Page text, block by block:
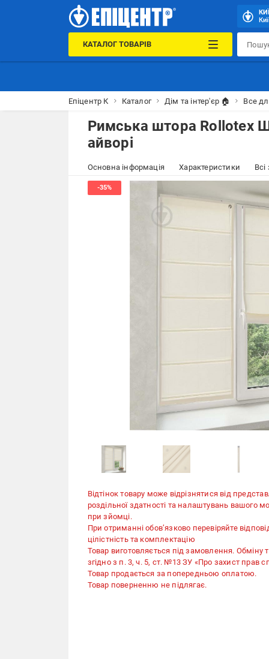
КАТАЛОГ ТОВАРІВ
Епіцентр К Каталог Дім та інтер'єр 🏠 Все
Римська штора Rollotex
айворі
Основна інформація Характеристики Всі
Відтінок товару може відрізнятися від
роздільної здатності та налаштувань вашого
при зйомці.
При отриманні обов’язково перевіряйте
цілістність та комплектацію
Товар виготовляється під замовлення. Обміну
згідно з п. 3, ч. 5, ст. №13 ЗУ «Про захист прав
Товар продається за попередньою оплатою.
Товар поверненню не підлягає.